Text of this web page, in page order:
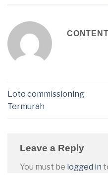
Loto commissioning
Termurah
Leave a Reply
You must be logged in